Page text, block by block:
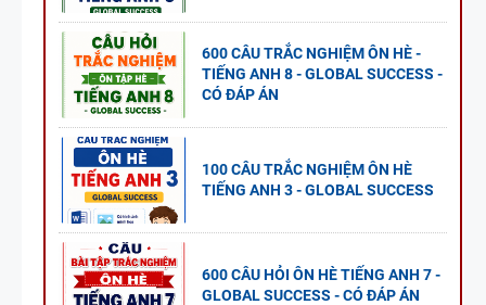
600 CÂU TRẮC NGHIỆM ÔN HÈ -
TIẾNG ANH 8 - GLOBAL SUCCESS -
CÓ ĐÁP ÁN
100 CÂU TRẮC NGHIỆM ÔN HÈ
TIẾNG ANH 3 - GLOBAL SUCCESS
600 CÂU HỎI ÔN HÈ TIẾNG ANH 7 -
GLOBAL SUCCESS - CÓ ĐÁP ÁN